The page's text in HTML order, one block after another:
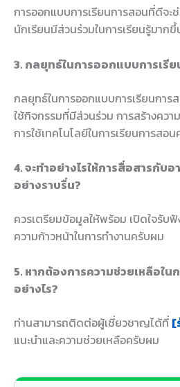
การออกแบบการเรียนการสอนที่ดีจะช่
นักเรียนมีส่วนร่วมในการเรียนรู้มาก
3. กลยุทธ์ในการออกแบบการเรีย
กลยุทธ์ในการออกแบบการเรียนการ
ใช้กิจกรรมที่มีส่วนร่วม การสร้างควา
การใช้เทคโนโลยีในการเรียนการสอ
4. จะทำอย่างไรให้การสื่อสารกับ
อย่างราบรื่น?
ควรเตรียมข้อมูลให้พร้อม เปิดใจรับ
ความก้าวหน้าในการทำงานครับผม
5. หากต้องการความช่วยเหลือใน
อย่างไร?
ท่านสามารถติดต่อผู้เชี่ยวชาญได้ที่ [
แนะนำและความช่วยเหลือครับผม